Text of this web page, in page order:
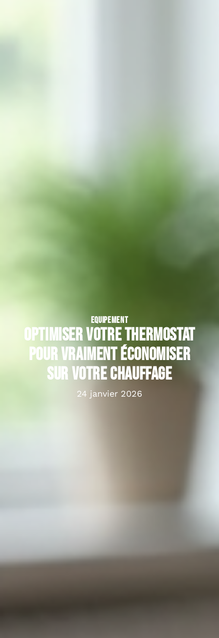
EQUIPEMENT
Optimiser votre thermostat
pour vraiment économiser
sur votre chauffage
24 janvier 2026